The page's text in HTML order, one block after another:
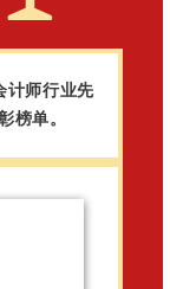
计师行业先
榜单。